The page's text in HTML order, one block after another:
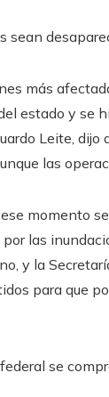
sean
más
estado y se
Leite,
las
momento
las
y la
para que
se